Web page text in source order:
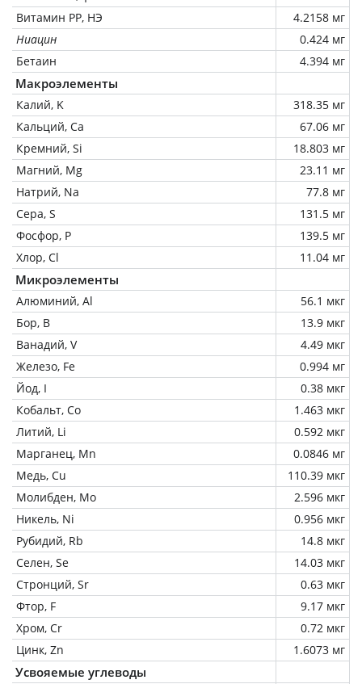
Витамин РР, НЭ
4.2158 мг
Ниацин
0.424 мг
Бетаин
4.394 мг
Макроэлементы
Калий, K
318.35 мг
Кальций, Ca
67.06 мг
Кремний, Si
18.803 мг
Магний, Mg
23.11 мг
Натрий, Na
77.8 мг
Сера, S
131.5 мг
Фосфор, P
139.5 мг
Хлор, Cl
11.04 мг
Микроэлементы
Алюминий, Al
56.1 мкг
Бор, B
13.9 мкг
Ванадий, V
4.49 мкг
Железо, Fe
0.994 мг
Йод, I
0.38 мкг
Кобальт, Co
1.463 мкг
Литий, Li
0.592 мкг
Марганец, Mn
0.0846 мг
Медь, Cu
110.39 мкг
Молибден, Mo
2.596 мкг
Никель, Ni
0.956 мкг
Рубидий, Rb
14.8 мкг
Селен, Se
14.03 мкг
Стронций, Sr
0.63 мкг
Фтор, F
9.17 мкг
Хром, Cr
0.72 мкг
Цинк, Zn
1.6073 мг
Усвояемые углеводы